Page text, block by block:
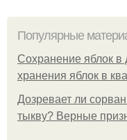
Популярные
Сохранение яблок
хранения яблок в
Дозревает ли
тыкву? Верные